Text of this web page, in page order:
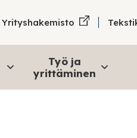
Yrityshakemisto
Työ ja
yrittäminen